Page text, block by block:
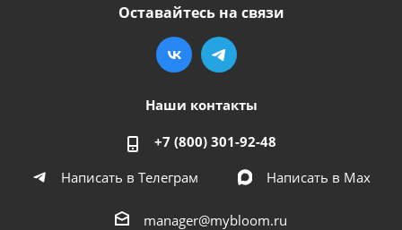
Оставайтесь на связи
Наши контакты
+7 (800) 301-92-48
Написать в Телеграм
Написать в Мах
manager@mybloom.ru